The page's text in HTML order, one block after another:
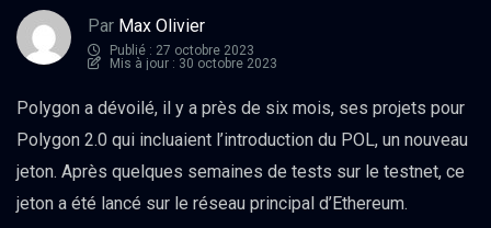
Par Max Olivier
Publié : 27 octobre 2023
Mis à jour : 30 octobre 2023
Polygon a dévoilé, il y a près de six mois, ses projets pour
Polygon 2.0 qui incluaient l’introduction du POL, un nouveau
jeton. Après quelques semaines de tests sur le testnet, ce
jeton a été lancé sur le réseau principal d’Ethereum.